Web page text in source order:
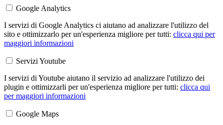
Google Analytics
I servizi di Google Analytics ci aiutano ad analizzare l'utilizzo del
sito e ottimizzarlo per un'esperienza migliore per tutti: clicca qui per
maggiori informazioni
Servizi Youtube
I servizi di Youtube aiutano il servizio ad analizzare l'utilizzo dei
plugin e ottimizzarli per un'esperienza migliore per tutti: clicca qui
per maggiori informazioni
Google Maps